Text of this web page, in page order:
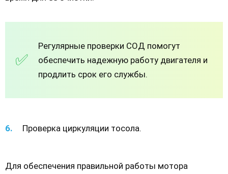
Регулярные проверки СОД помогут
обеспечить надежную работу двигателя и
продлить срок его службы.
Проверка циркуляции тосола.
Для обеспечения правильной работы мотора